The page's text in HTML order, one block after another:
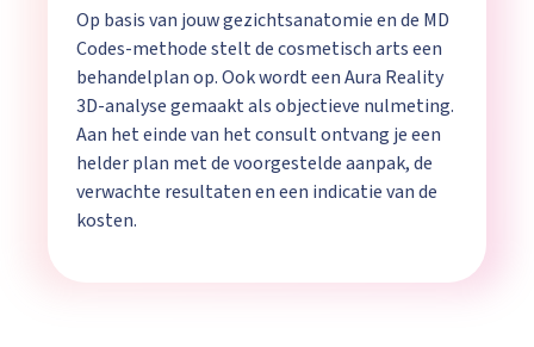
Op basis van jouw gezichtsanatomie en de MD
Codes-methode stelt de cosmetisch arts een
behandelplan op. Ook wordt een Aura Reality
3D-analyse gemaakt als objectieve nulmeting.
Aan het einde van het consult ontvang je een
helder plan met de voorgestelde aanpak, de
verwachte resultaten en een indicatie van de
kosten.